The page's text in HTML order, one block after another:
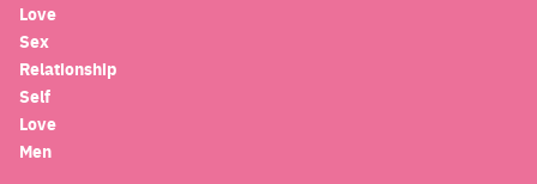
Search
Love
Sex
Relationship
Self
Love
Men